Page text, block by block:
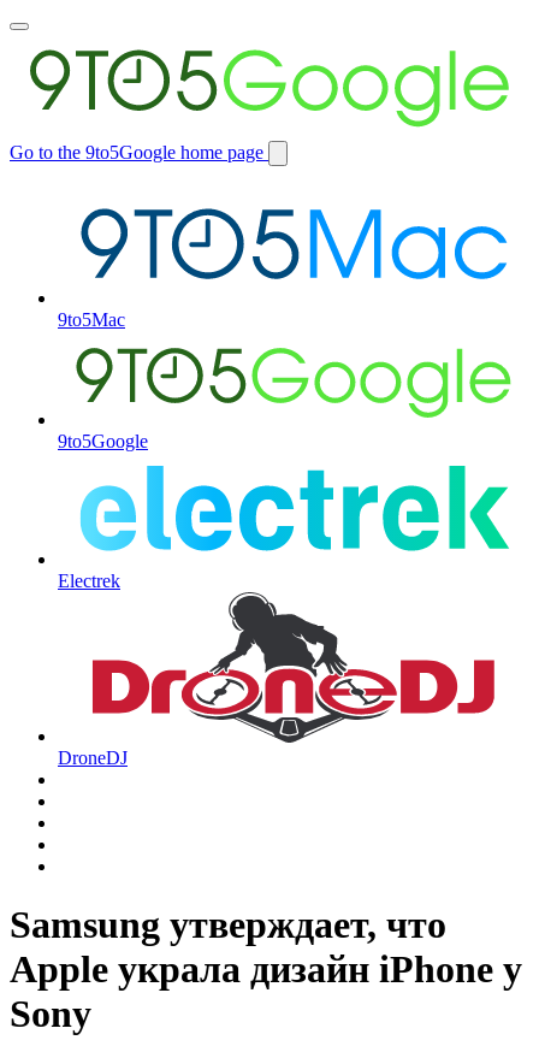
Toggle
main
menu
Go to the 9to5Google home page
Switch
9to5Mac
9to5Google
Electrek
DroneDJ
Samsung утверждает, что
Apple украла дизайн iPhone у
Sony